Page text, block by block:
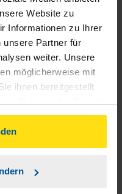
Website zu
Informationen zu Ihrer
unsere Partner für
weiter. Unsere
möglicherweise mit
ihnen bereitgestellt
Einverstanden klicken,
gemäß
einfach
MeineVLH nutzen
Ihren Zugangsdaten